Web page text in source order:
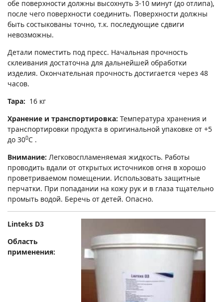
обе поверхности должны высохнуть 3-10 минут (до отлипа),
после чего поверхности соединить. Поверхности должны
быть состыкованы точно, т.к. последующие сдвиги
невозможны.
Детали поместить под пресс. Начальная прочность
склеивания достаточна для дальнейшей обработки
изделия. Окончательная прочность достигается через 48
часов.
Тара: 16 кг
Хранение и транспортировка: Температура хранения и
транспортировки продукта в оригинальной упаковке от +5
до 300С .
Внимание: Легковоспламеняемая жидкость. Работы
проводить вдали от открытых источников огня в хорошо
проветриваемом помещении. Использовать защитные
перчатки. При попадании на кожу рук и в глаза тщательно
промыть водой. Беречь от детей. Опасно.
Linteks D3
Область
применения: